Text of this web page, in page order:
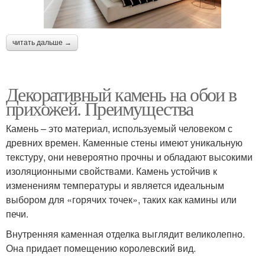
читать дальше →
Декоративный камень на обои в
прихожей. Преимущества
Камень – это материал, используемый человеком с
древних времен. Каменные стены имеют уникальную
текстуру, они невероятно прочны и обладают высокими
изоляционными свойствами. Камень устойчив к
изменениям температуры и является идеальным
выбором для «горячих точек», таких как камины или
печи.
Внутренняя каменная отделка выглядит великолепно.
Она придает помещению королевский вид.